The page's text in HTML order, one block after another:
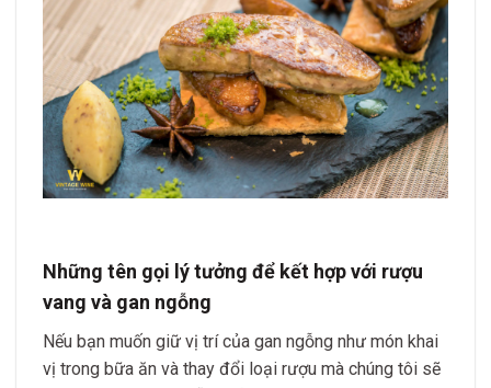
Những tên gọi lý tưởng để kết hợp với rượu
vang và gan ngỗng
Nếu bạn muốn giữ vị trí của gan ngỗng như món khai
vị trong bữa ăn và thay đổi loại rượu mà chúng tôi sẽ